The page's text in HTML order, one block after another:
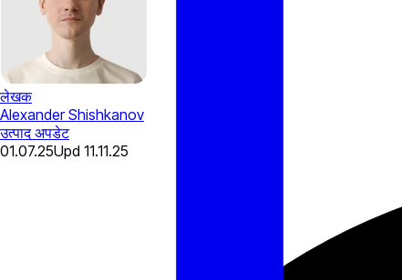
लेखक
Alexander Shishkanov
उत्पाद अपडेट
01.07.25Upd 11.11.25